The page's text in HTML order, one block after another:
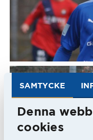
SAMTYCKE
Denna
cookies